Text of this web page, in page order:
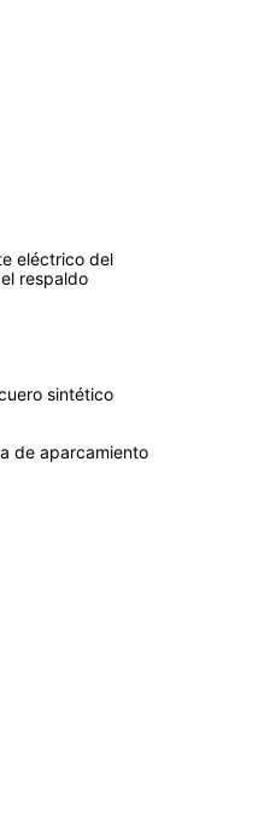
eléctrico del
respaldo
sintético
de aparcamiento